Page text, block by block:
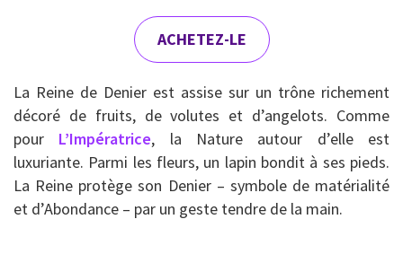
ACHETEZ-LE
La Reine de Denier est assise sur un trône richement
décoré de fruits, de volutes et d’angelots. Comme
pour L’Impératrice, la Nature autour d’elle est
luxuriante. Parmi les fleurs, un lapin bondit à ses pieds.
La Reine protège son Denier – symbole de matérialité
et d’Abondance – par un geste tendre de la main.